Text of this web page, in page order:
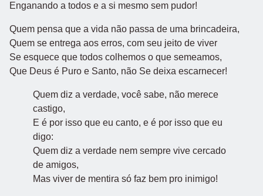
Enganando a todos e a si mesmo sem pudor!
Quem pensa que a vida não passa de uma brincadeira,
Quem se entrega aos erros, com seu jeito de viver
Se esquece que todos colhemos o que semeamos,
Que Deus é Puro e Santo, não Se deixa escarnecer!
Quem diz a verdade, você sabe, não merece
castigo,
E é por isso que eu canto, e é por isso que eu
digo:
Quem diz a verdade nem sempre vive cercado
de amigos,
Mas viver de mentira só faz bem pro inimigo!